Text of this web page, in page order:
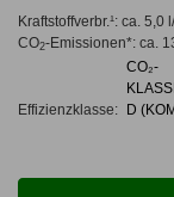
Kraftstoffverbr.¹: ca. 5,0
CO2-Emissionen*: ca.
Effizienzklasse:
CO₂-
D